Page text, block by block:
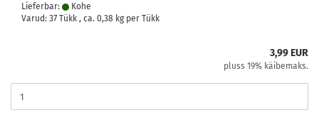
Lieferbar:
Kohe
Varud: 37 Tükk , ca. 0,38 kg per Tükk
3,99 EUR
pluss 19% käibemaks.